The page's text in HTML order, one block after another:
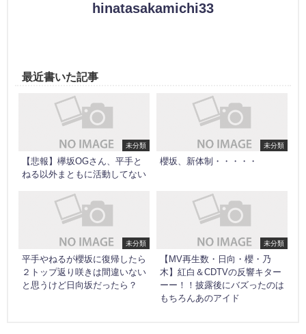
hinatasakamichi33
最近書いた記事
未分類
【悲報】欅坂OGさん、平手と
ねる以外まともに活動してない
未分類
櫻坂、新体制・・・・・
未分類
平手やねるが櫻坂に復帰したら
２トップ返り咲きは間違いない
と思うけど日向坂だったら？
未分類
【MV再生数・日向・櫻・乃
木】紅白＆CDTVの反響キター
ーー！！披露後にバズったのは
もちろんあのアイド